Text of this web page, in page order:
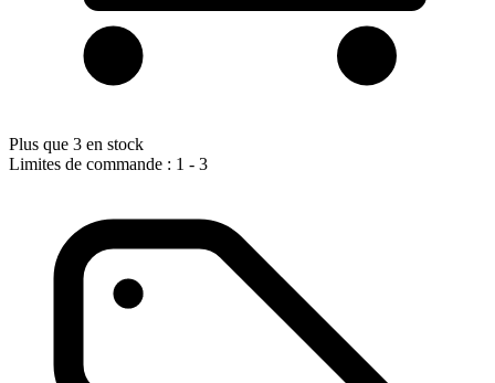
Plus que 3 en stock
Limites de commande : 1 - 3